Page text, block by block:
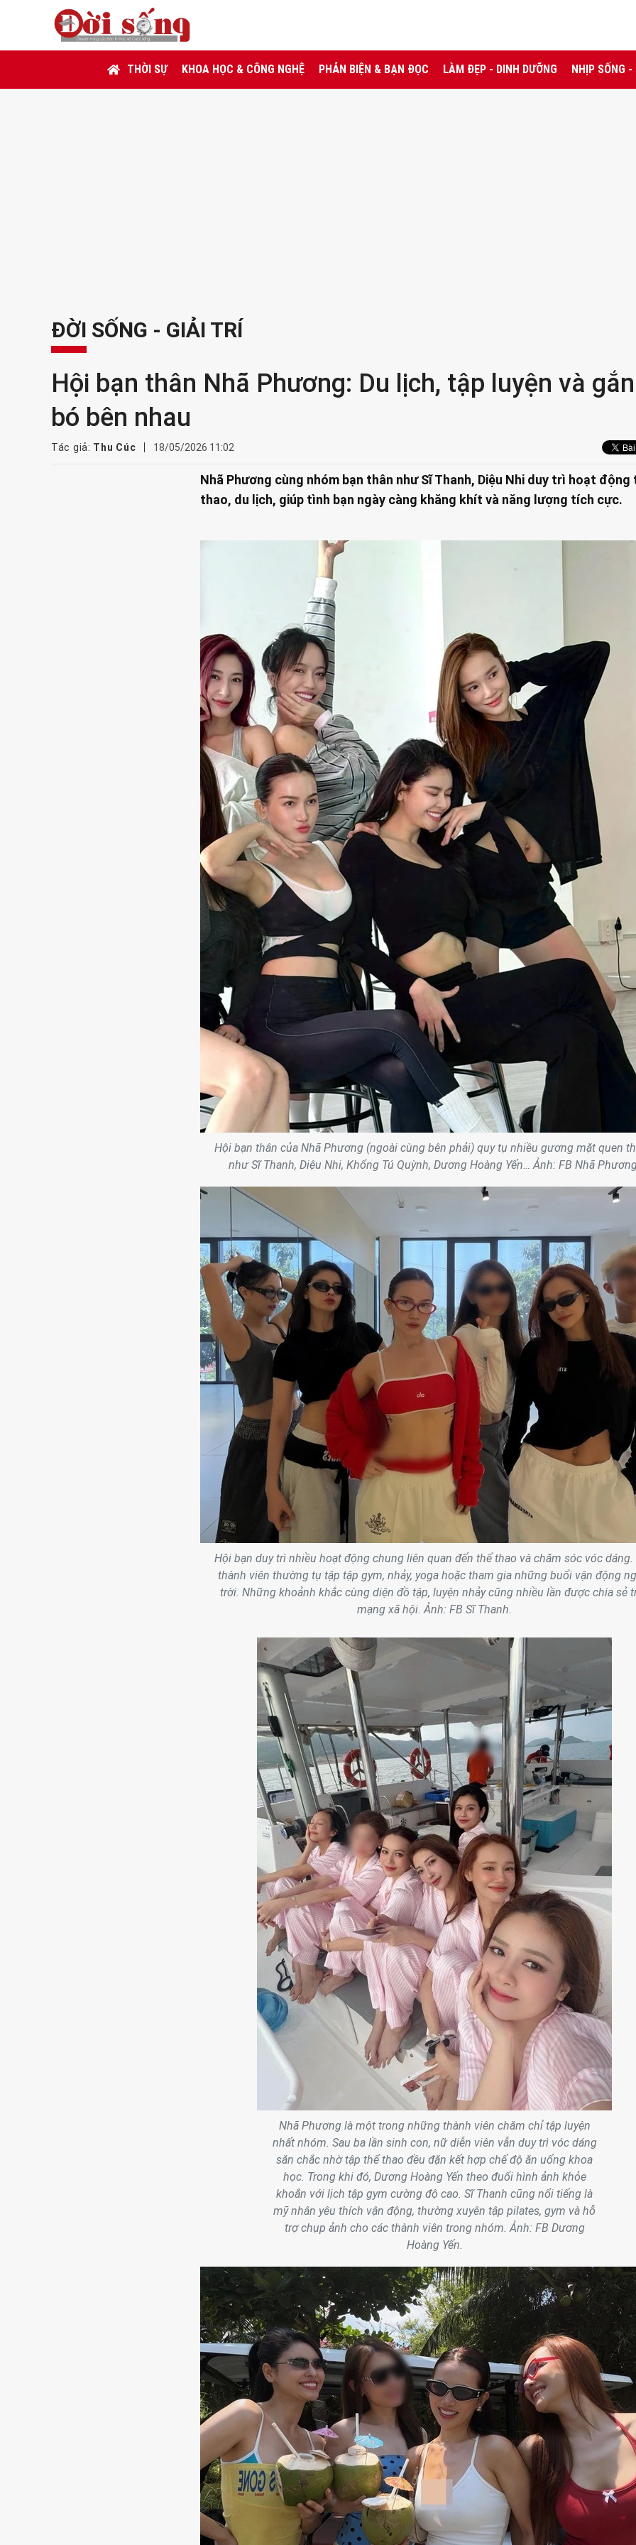
THỜI SỰ KHOA HỌC & CÔNG NGHỆ PHẢN BIỆN & BẠN ĐỌC LÀM ĐẸP - DINH DƯỠNG NHỊP SỐNG
ĐỜI SỐNG - GIẢI TRÍ
Hội bạn thân Nhã Phương: Du lịch, tập luyện và gắn
bó bên nhau
Tác giả: Thu Cúc 18/05/2026 11:02
Nhã Phương cùng nhóm bạn thân như Sĩ Thanh, Diệu Nhi duy trì hoạt động
thao, du lịch, giúp tình bạn ngày càng khăng khít và năng lượng tích cực.
Hội bạn thân của Nhã Phương (ngoài cùng bên phải) quy tụ nhiều gương mặt quen
như Sĩ Thanh, Diệu Nhi, Khổng Tú Quỳnh, Dương Hoàng Yến… Ảnh: FB Nhã
Hội bạn duy trì nhiều hoạt động chung liên quan đến thể thao và chăm sóc vóc dáng.
thành viên thường tụ tập tập gym, nhảy, yoga hoặc tham gia những buổi vận động
trời. Những khoảnh khắc cùng diện đồ tập, luyện nhảy cũng nhiều lần được chia sẻ
mạng xã hội. Ảnh: FB Sĩ Thanh.
Nhã Phương là một trong những thành viên chăm chỉ tập luyện
nhất nhóm. Sau ba lần sinh con, nữ diễn viên vẫn duy trì vóc dáng
săn chắc nhờ tập thể thao đều đặn kết hợp chế độ ăn uống khoa
học. Trong khi đó, Dương Hoàng Yến theo đuổi hình ảnh khỏe
khoắn với lịch tập gym cường độ cao. Sĩ Thanh cũng nổi tiếng là
mỹ nhân yêu thích vận động, thường xuyên tập pilates, gym và hỗ
trợ chụp ảnh cho các thành viên trong nhóm. Ảnh: FB Dương
Hoàng Yến.